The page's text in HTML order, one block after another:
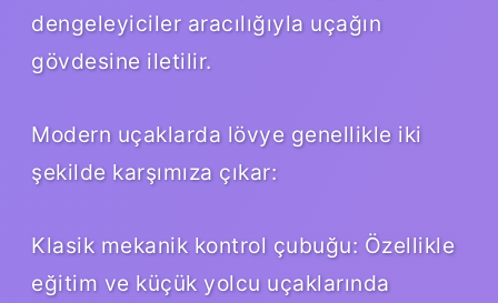
dengeleyiciler aracılığıyla uçağın
gövdesine iletilir.
Modern uçaklarda lövye genellikle iki
şekilde karşımıza çıkar:
Klasik mekanik kontrol çubuğu: Özellikle
eğitim ve küçük yolcu uçaklarında